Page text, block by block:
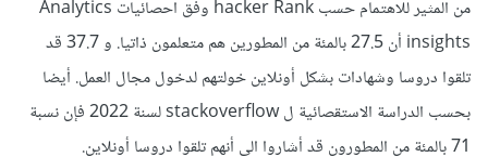
من المثير للاهتمام حسب hacker Rank وفق احصائيات Analytics
insights أن 27.5 بالمئة من المطورين هم متعلمون ذاتيا. و 37.7 قد
تلقوا دروسا وشهادات بشكل أونلاين خولتهم لدخول مجال العمل. أيضا
بحسب الدراسة الاستقصائية ل stackoverflow لسنة 2022 فإن نسبة
71 بالمئة من المطورون قد أشاروا الى أنهم تلقوا دروسا أونلاين.